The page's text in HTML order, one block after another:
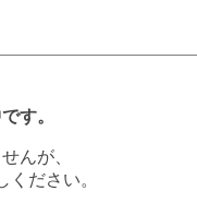
す。
んが、
ださい。